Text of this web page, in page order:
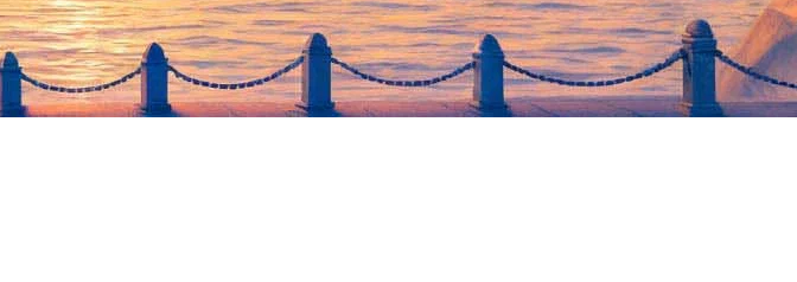
повести Виктора Пелевина «Желтая стрела». В ней автор сравнивает современный
документального театра Михаил Патласов расскажет о соотнесении традиции
Полную программу открытия площадки можно увидетьв официальной группе